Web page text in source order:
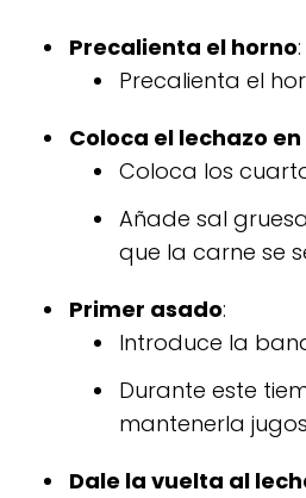
Precalienta el horno:
Precalienta el
Coloca el lechazo
Coloca los
Añade sal
que la carne se
Primer asado:
Introduce la
Durante este
mantenerla
Dale la vuelta al